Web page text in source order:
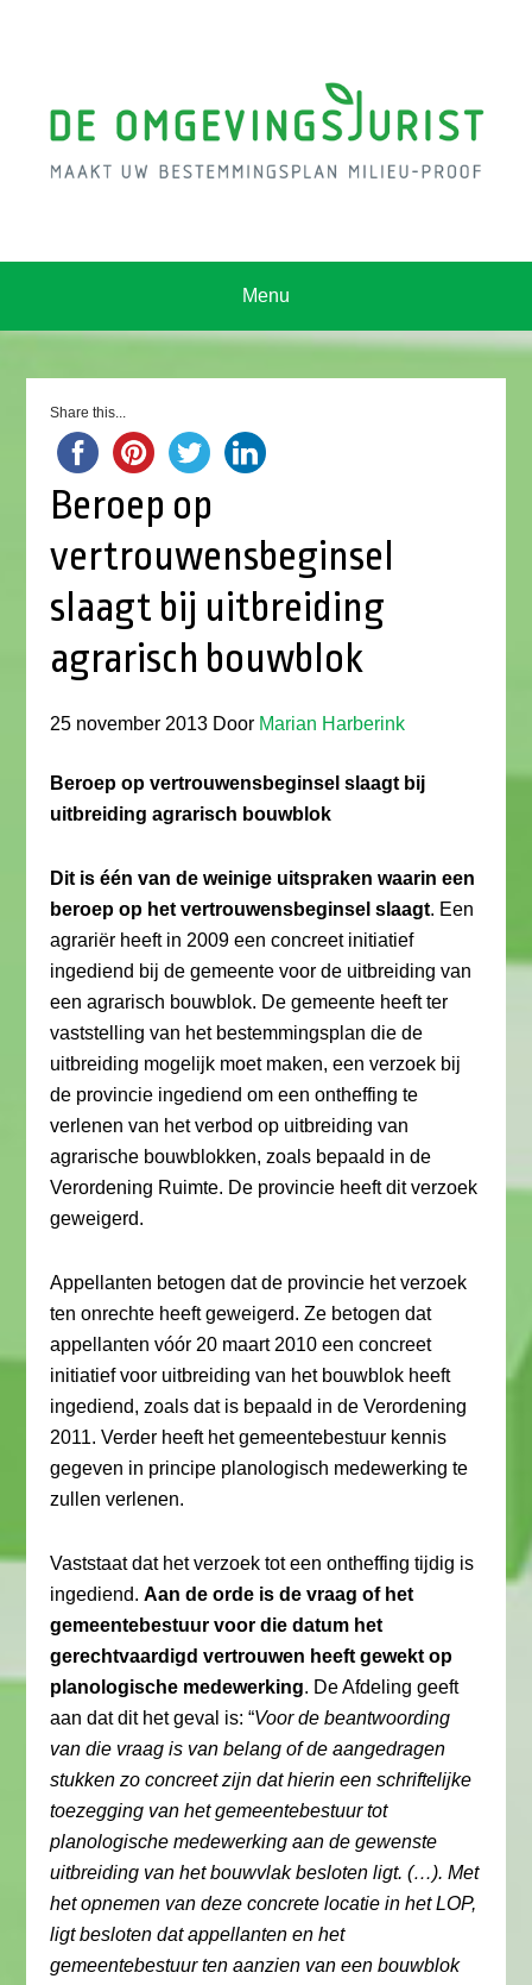
Menu
Share this...
Beroep op
vertrouwensbeginsel
slaagt bij uitbreiding
agrarisch bouwblok
25 november 2013 Door Marian Harberink
Beroep op vertrouwensbeginsel slaagt bij
uitbreiding agrarisch bouwblok
Dit is één van de weinige uitspraken waarin een
beroep op het vertrouwensbeginsel slaagt. Een
agrariër heeft in 2009 een concreet initiatief
ingediend bij de gemeente voor de uitbreiding van
een agrarisch bouwblok. De gemeente heeft ter
vaststelling van het bestemmingsplan die de
uitbreiding mogelijk moet maken, een verzoek bij
de provincie ingediend om een ontheffing te
verlenen van het verbod op uitbreiding van
agrarische bouwblokken, zoals bepaald in de
Verordening Ruimte. De provincie heeft dit verzoek
geweigerd.
Appellanten betogen dat de provincie het verzoek
ten onrechte heeft geweigerd. Ze betogen dat
appellanten vóór 20 maart 2010 een concreet
initiatief voor uitbreiding van het bouwblok heeft
ingediend, zoals dat is bepaald in de Verordening
2011. Verder heeft het gemeentebestuur kennis
gegeven in principe planologisch medewerking te
zullen verlenen.
Vaststaat dat het verzoek tot een ontheffing tijdig is
ingediend.Aan de orde is de vraag of het
gemeentebestuur voor die datum het
gerechtvaardigd vertrouwen heeft gewekt op
planologische medewerking. De Afdeling geeft
aan dat dit het geval is: “Voor de beantwoording
van die vraag is van belang of de aangedragen
stukken zo concreet zijn dat hierin een schriftelijke
toezegging van het gemeentebestuur tot
planologische medewerking aan de gewenste
uitbreiding van het bouwvlak besloten ligt. (…). Met
het opnemen van deze concrete locatie in het LOP,
ligt besloten dat appellanten en het
gemeentebestuur ten aanzien van een bouwblok